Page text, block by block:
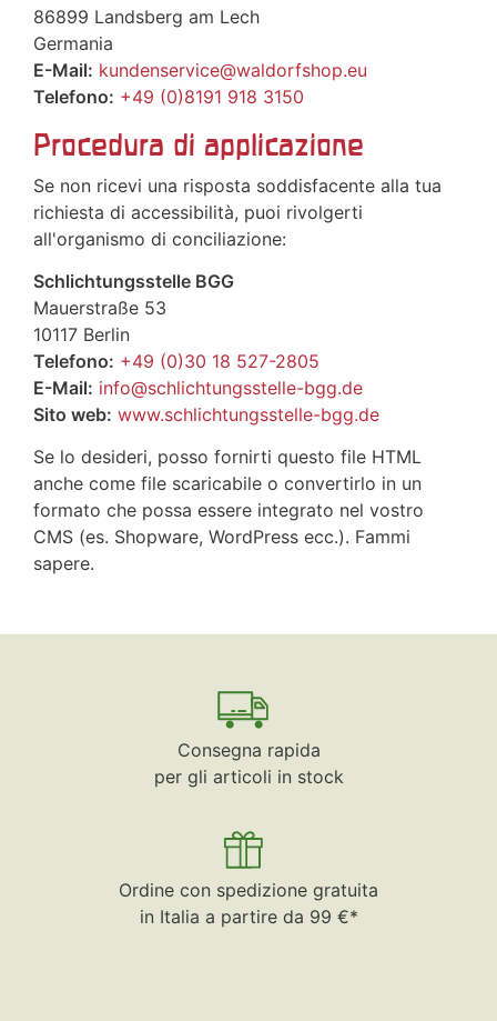
86899 Landsberg am Lech
Germania
E-Mail: kundenservice@waldorfshop.eu
Telefono: +49 (0)8191 918 3150
Procedura di applicazione
Se non ricevi una risposta soddisfacente alla tua
richiesta di accessibilità, puoi rivolgerti
all'organismo di conciliazione:
Schlichtungsstelle BGG
Mauerstraße 53
10117 Berlin
Telefono: +49 (0)30 18 527-2805
E-Mail: info@schlichtungsstelle-bgg.de
Sito web: www.schlichtungsstelle-bgg.de
Se lo desideri, posso fornirti questo file HTML
anche come file scaricabile o convertirlo in un
formato che possa essere integrato nel vostro
CMS (es. Shopware, WordPress ecc.). Fammi
sapere.
Consegna rapida
per gli articoli in stock
Ordine con spedizione gratuita
in Italia a partire da 99 €*